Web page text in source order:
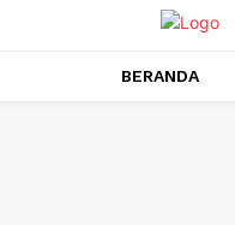
BERANDA